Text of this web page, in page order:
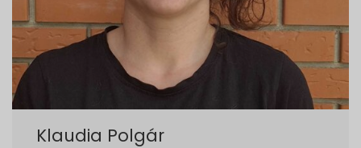
Klaudia Polgár